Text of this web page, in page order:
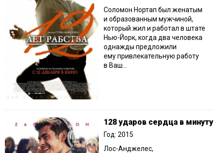
Соломон Нортап был женатым
и образованным мужчиной,
который жил и работал в штате
Нью-Йорк, когда два человека
однажды предложили
ему привлекательную работу
в Ваш...
128 ударов сердца в минуту
Год: 2015
Лос-Анджелес,